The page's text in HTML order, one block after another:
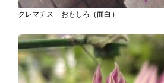
クレマチス おもしろ（面白）